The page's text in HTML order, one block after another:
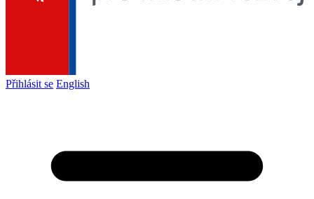
Přihlásit se English